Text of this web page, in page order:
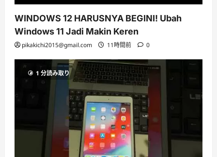
WINDOWS 12 HARUSNYA BEGINI! Ubah
Windows 11 Jadi Makin Keren
pikakichi2015@gmail.com 11時間前 0
1 分読み取り